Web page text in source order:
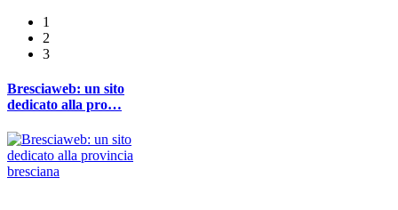
1
2
3
Bresciaweb: un sito
dedicato alla pro…